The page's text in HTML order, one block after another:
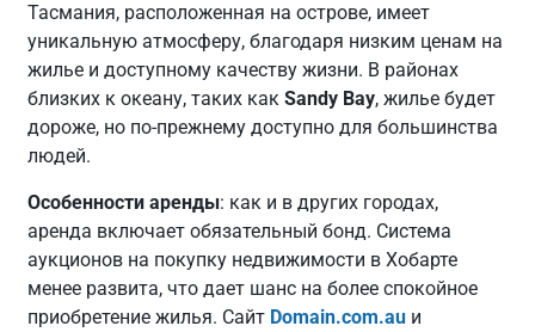
Тасмания, расположенная на острове, имеет
уникальную атмосферу, благодаря низким ценам на
жилье и доступному качеству жизни. В районах
близких к океану, таких какSandy Bay, жилье будет
дороже, но по-прежнему доступно для большинства
людей.
Особенности аренды: как и в других городах,
аренда включает обязательный бонд. Система
аукционов на покупку недвижимости в Хобарте
менее развита, что дает шанс на более спокойное
приобретение жилья. Сайт Domain.com.au и